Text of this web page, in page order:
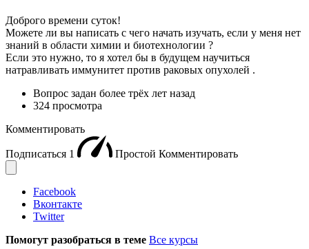
Доброго времени суток!
Можете ли вы написать с чего начать изучать, если у меня нет
знаний в области химии и биотехнологии ?
Если это нужно, то я хотел бы в будущем научиться
натравливать иммунитет против раковых опухолей .
Вопрос задан более трёх лет назад
324 просмотра
Комментировать
Подписаться 1 Простой Комментировать
Facebook
Вконтакте
Twitter
Помогут разобраться в теме Все курсы